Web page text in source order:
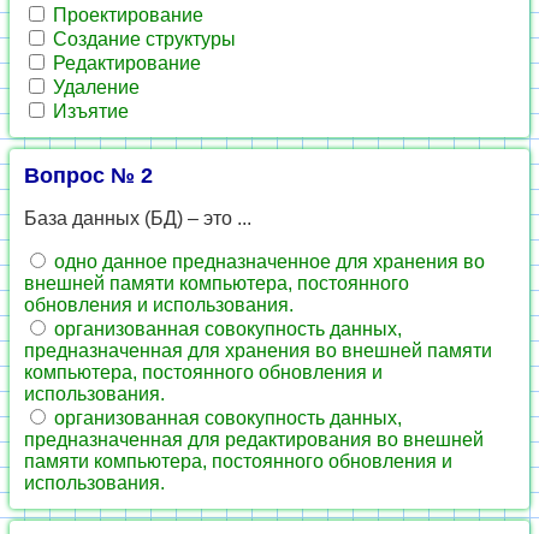
Проектирование
Создание структуры
Редактирование
Удаление
Изъятие
Вопрос № 2
База данных (БД) – это ...
одно данное предназначенное для хранения во
внешней памяти компьютера, постоянного
обновления и использования.
организованная совокупность данных,
предназначенная для хранения во внешней памяти
компьютера, постоянного обновления и
использования.
организованная совокупность данных,
предназначенная для редактирования во внешней
памяти компьютера, постоянного обновления и
использования.